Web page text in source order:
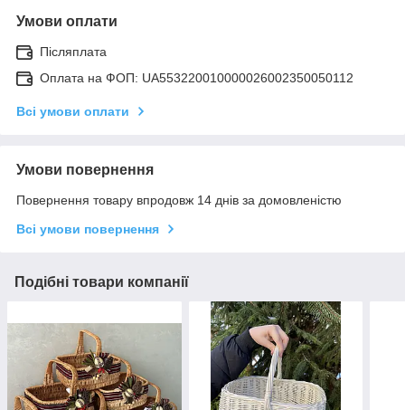
Умови оплати
Післяплата
Оплата на ФОП: UA553220010000026002350050112
Всі умови оплати
Умови повернення
Повернення товару впродовж 14 днів за домовленістю
Всі умови повернення
Подібні товари компанії